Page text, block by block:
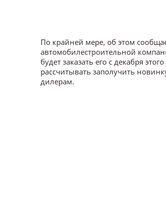
По крайней мере, об этом
автомобилестроительной
будет заказать его с декабря
рассчитывать заполучить
дилерам.